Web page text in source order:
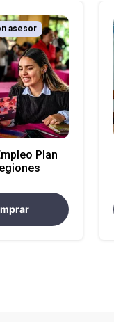
Plan
asesor